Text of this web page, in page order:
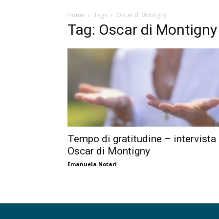
Home Tags Oscar di Montigny
Tag: Oscar di Montigny
Tempo di gratitudine – intervista
Oscar di Montigny
Emanuela Notari